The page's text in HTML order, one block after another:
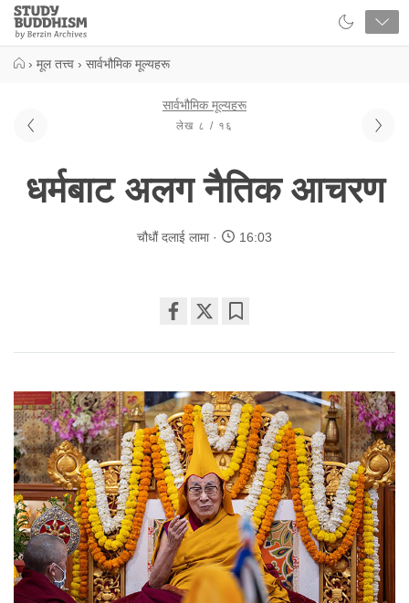
Close
Study
Buddhism
› मूल तत्त्व › सार्वभौमिक मूल्यहरू
सार्वभौमिक मूल्यहरू
लेख ८ / १६
धर्मबाट अलग नैतिक आचरण
चौधौं दलाई लामा 16:03
on